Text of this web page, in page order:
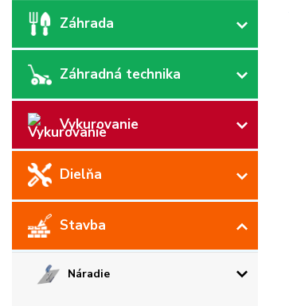
Záhrada
Záhradná technika
Vykurovanie
Dielňa
Stavba
Náradie